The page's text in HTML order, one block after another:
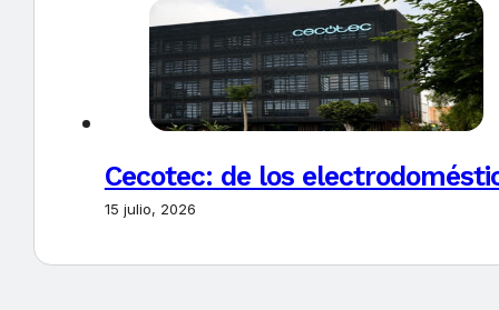
Cecotec: de los
15 julio, 2026